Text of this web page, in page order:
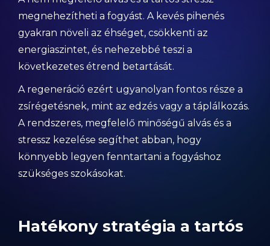
megnehezítheti a fogyást. A kevés pihenés
gyakran növeli az éhséget, csökkenti az
energiaszintet, és nehezebbé teszi a
következetes étrend betartását.
A regeneráció ezért ugyanolyan fontos része a
zsírégetésnek, mint az edzés vagy a táplálkozás.
A rendszeres, megfelelő minőségű alvás és a
stressz kezelése segíthet abban, hogy
könnyebb legyen fenntartani a fogyáshoz
szükséges szokásokat.
Hatékony stratégia a tartós